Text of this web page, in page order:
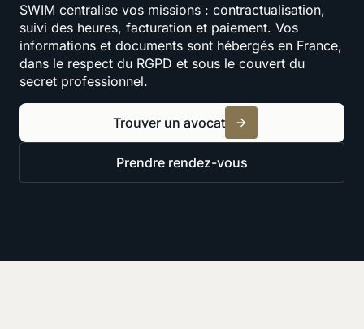
SWIM centralise vos missions : contractualisation,
suivi des heures, facturation et paiement. Vos
informations et documents sont hébergés en France,
dans le respect du RGPD et sous le couvert du
secret professionnel.
Trouver un avocat
Prendre rendez-vous